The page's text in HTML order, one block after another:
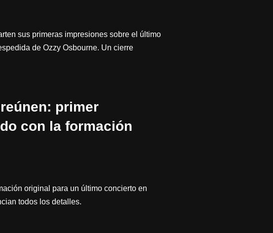
sus primeras impresiones sobre el último
de Ozzy Osbourne. Un cierre
primer
con la formación
original para un último concierto en
todos los detalles.